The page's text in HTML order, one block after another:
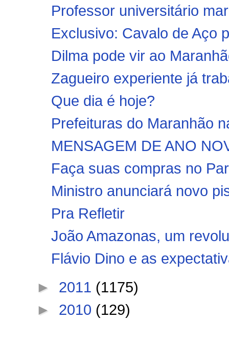
Professor universitário
Exclusivo: Cavalo de Aço
Dilma pode vir ao
Zagueiro experiente já
Que dia é hoje?
Prefeituras do Maranhão
MENSAGEM DE ANO
Faça suas compras no
Ministro anunciará novo
Pra Refletir
João Amazonas, um
Flávio Dino e as
► 2011 (1175)
► 2010 (129)